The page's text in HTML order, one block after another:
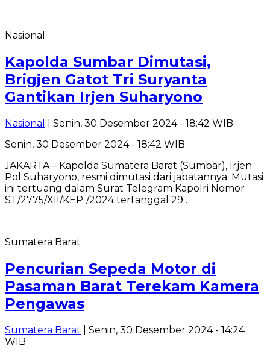
Nasional
Kapolda Sumbar Dimutasi,
Brigjen Gatot Tri Suryanta
Gantikan Irjen Suharyono
Nasional
| Senin, 30 Desember 2024 - 18:42 WIB
Senin, 30 Desember 2024 - 18:42 WIB
JAKARTA – Kapolda Sumatera Barat (Sumbar), Irjen
Pol Suharyono, resmi dimutasi dari jabatannya. Mutasi
ini tertuang dalam Surat Telegram Kapolri Nomor
ST/2775/XII/KEP./2024 tertanggal 29…
Sumatera Barat
Pencurian Sepeda Motor di
Pasaman Barat Terekam Kamera
Pengawas
Sumatera Barat | Senin, 30 Desember 2024 - 14:24
WIB